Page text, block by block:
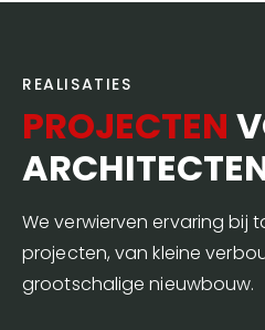
REALISATIES
PROJECTEN
We verwierven ervaring bij
projecten, van kleine
grootschalige nieuwbouw.